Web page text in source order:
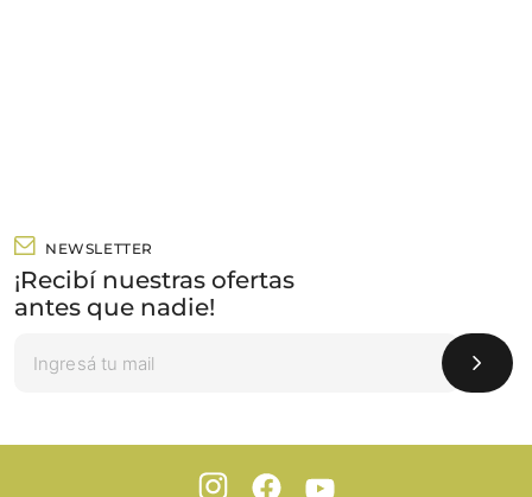
NEWSLETTER
¡Recibí nuestras ofertas
antes que nadie!